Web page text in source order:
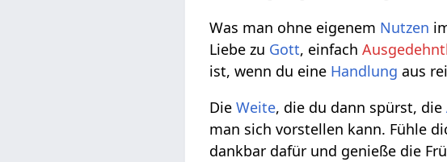
Was man ohne eigenem Nutzen
Liebe zu Gott, einfach
ist, wenn du eine Handlung aus
DieWeite, die du dann spürst, die
man sich vorstellen kann. Fühle
dankbar dafür und genieße die